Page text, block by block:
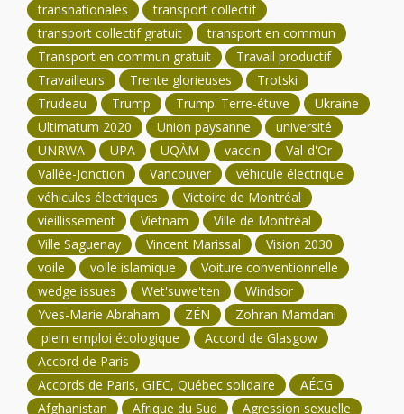
transnationales
transport collectif
transport collectif gratuit
transport en commun
Transport en commun gratuit
Travail productif
Travailleurs
Trente glorieuses
Trotski
Trudeau
Trump Trump. Terre-étuve
Ukraine
Ultimatum 2020
Union paysanne
université
UNRWA
UPA UQÀM vaccin
Val-d'Or
Vallée-Jonction
Vancouver
véhicule électrique
véhicules électriques
Victoire de Montréal
vieillissement
Vietnam
Ville de Montréal
Ville Saguenay
Vincent Marissal
Vision 2030
voile
voile islamique
Voiture conventionnelle
wedge issues
Wet'suwe'ten
Windsor
Yves-Marie Abraham
ZÉN
Zohran Mamdani
plein emploi écologique
Accord de Glasgow
Accord de Paris
Accords de Paris, GIEC, Québec solidaire
AÉCG
Afghanistan
Afrique du Sud Agression sexuelle